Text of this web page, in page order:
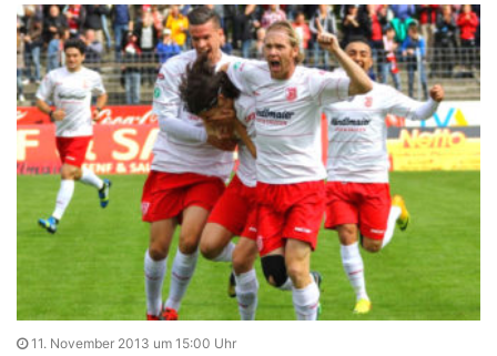
11. November 2013 um 15:00 Uhr